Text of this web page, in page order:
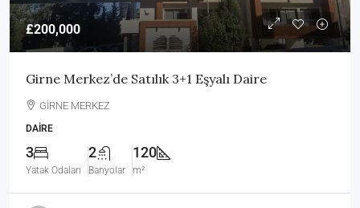
£200,000
Girne Merkez’de Satılık 3+1 Eşyalı Daire
GİRNE MERKEZ
DAIRE
3
Yatak Odaları
2
Banyolar
120
m²